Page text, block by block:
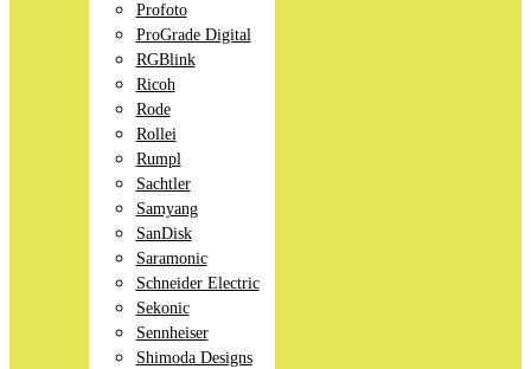
Profoto
ProGrade Digital
RGBlink
Ricoh
Rode
Rollei
Rumpl
Sachtler
Samyang
SanDisk
Saramonic
Schneider Electric
Sekonic
Sennheiser
Shimoda Designs